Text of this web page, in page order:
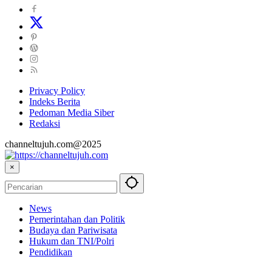
Privacy Policy
Indeks Berita
Pedoman Media Siber
Redaksi
channeltujuh.com@2025
×
News
Pemerintahan dan Politik
Budaya dan Pariwisata
Hukum dan TNI/Polri
Pendidikan